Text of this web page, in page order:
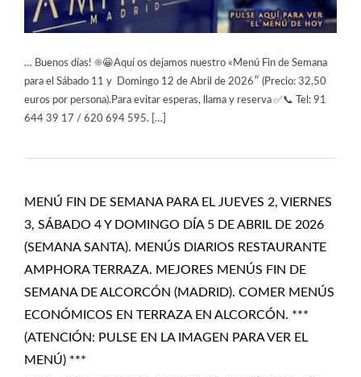
… Buenos días! ☀️😀Aquí os dejamos nuestro «Menú Fin de Semana
para el Sábado 11 y Domingo 12 de Abril de 2026″ (Precio: 32,50
euros por persona).Para evitar esperas, llama y reserva ✅📞 Tel: 91
644 39 17 / 620 694 595. […]
MENÚ FIN DE SEMANA PARA EL JUEVES 2, VIERNES
3, SÁBADO 4 Y DOMINGO DÍA 5 DE ABRIL DE 2026
(SEMANA SANTA). MENÚS DIARIOS RESTAURANTE
AMPHORA TERRAZA. MEJORES MENÚS FIN DE
SEMANA DE ALCORCÓN (MADRID). COMER MENÚS
ECONÓMICOS EN TERRAZA EN ALCORCÓN. ***
(ATENCIÓN: PULSE EN LA IMAGEN PARA VER EL
MENÚ) ***